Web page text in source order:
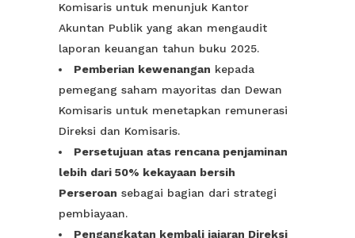
Komisaris untuk menunjuk Kantor
Akuntan Publik yang akan mengaudit
laporan keuangan tahun buku 2025.
Pemberian kewenangan kepada
pemegang saham mayoritas dan Dewan
Komisaris untuk menetapkan remunerasi
Direksi dan Komisaris.
Persetujuan atas rencana penjaminan
lebih dari 50% kekayaan bersih
Perseroan sebagai bagian dari strategi
pembiayaan.
Pengangkatan kembali jajaran Direksi